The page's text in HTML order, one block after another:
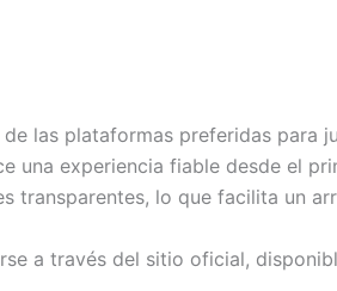
las plataformas preferidas
experiencia fiable desde el
transparentes, lo que facilita un
a través del sitio oficial,